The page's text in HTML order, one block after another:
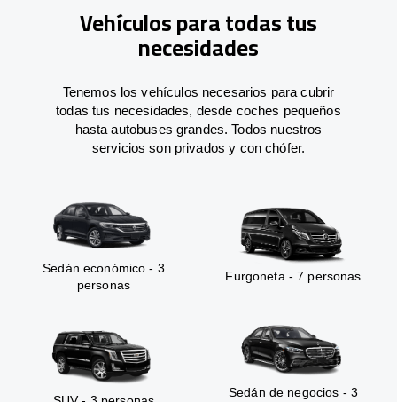
Vehículos para todas tus
necesidades
Tenemos los vehículos necesarios para cubrir
todas tus necesidades, desde coches pequeños
hasta autobuses grandes. Todos nuestros
servicios son privados y con chófer.
Sedán económico - 3
personas
Furgoneta - 7 personas
Sedán de negocios - 3